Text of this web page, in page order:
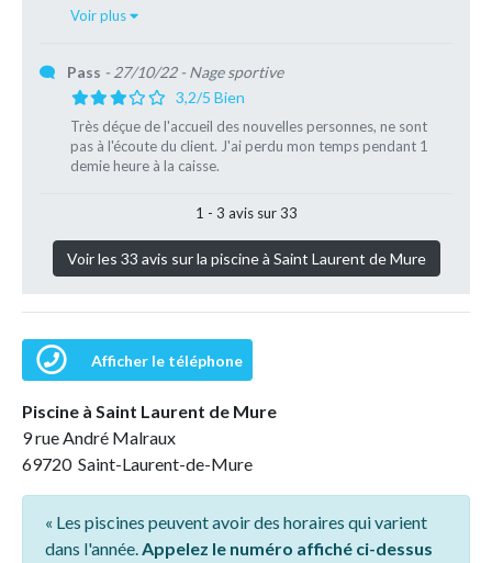
Voir plus
Pass - 27/10/22- Nage sportive
3,2/5 Bien
Très déçue de l'accueil des nouvelles personnes, ne sont
pas à l'écoute du client. J'ai perdu mon temps pendant 1
demie heure à la caisse.
1 - 3 avis sur 33
Voir les 33 avis sur la piscine à Saint Laurent de Mure
Afficher le téléphone
Piscine à Saint Laurent de Mure
9 rue André Malraux
69720 Saint-Laurent-de-Mure
« Les piscines peuvent avoir des horaires qui varient
dans l'année.Appelez le numéro affiché ci-dessus